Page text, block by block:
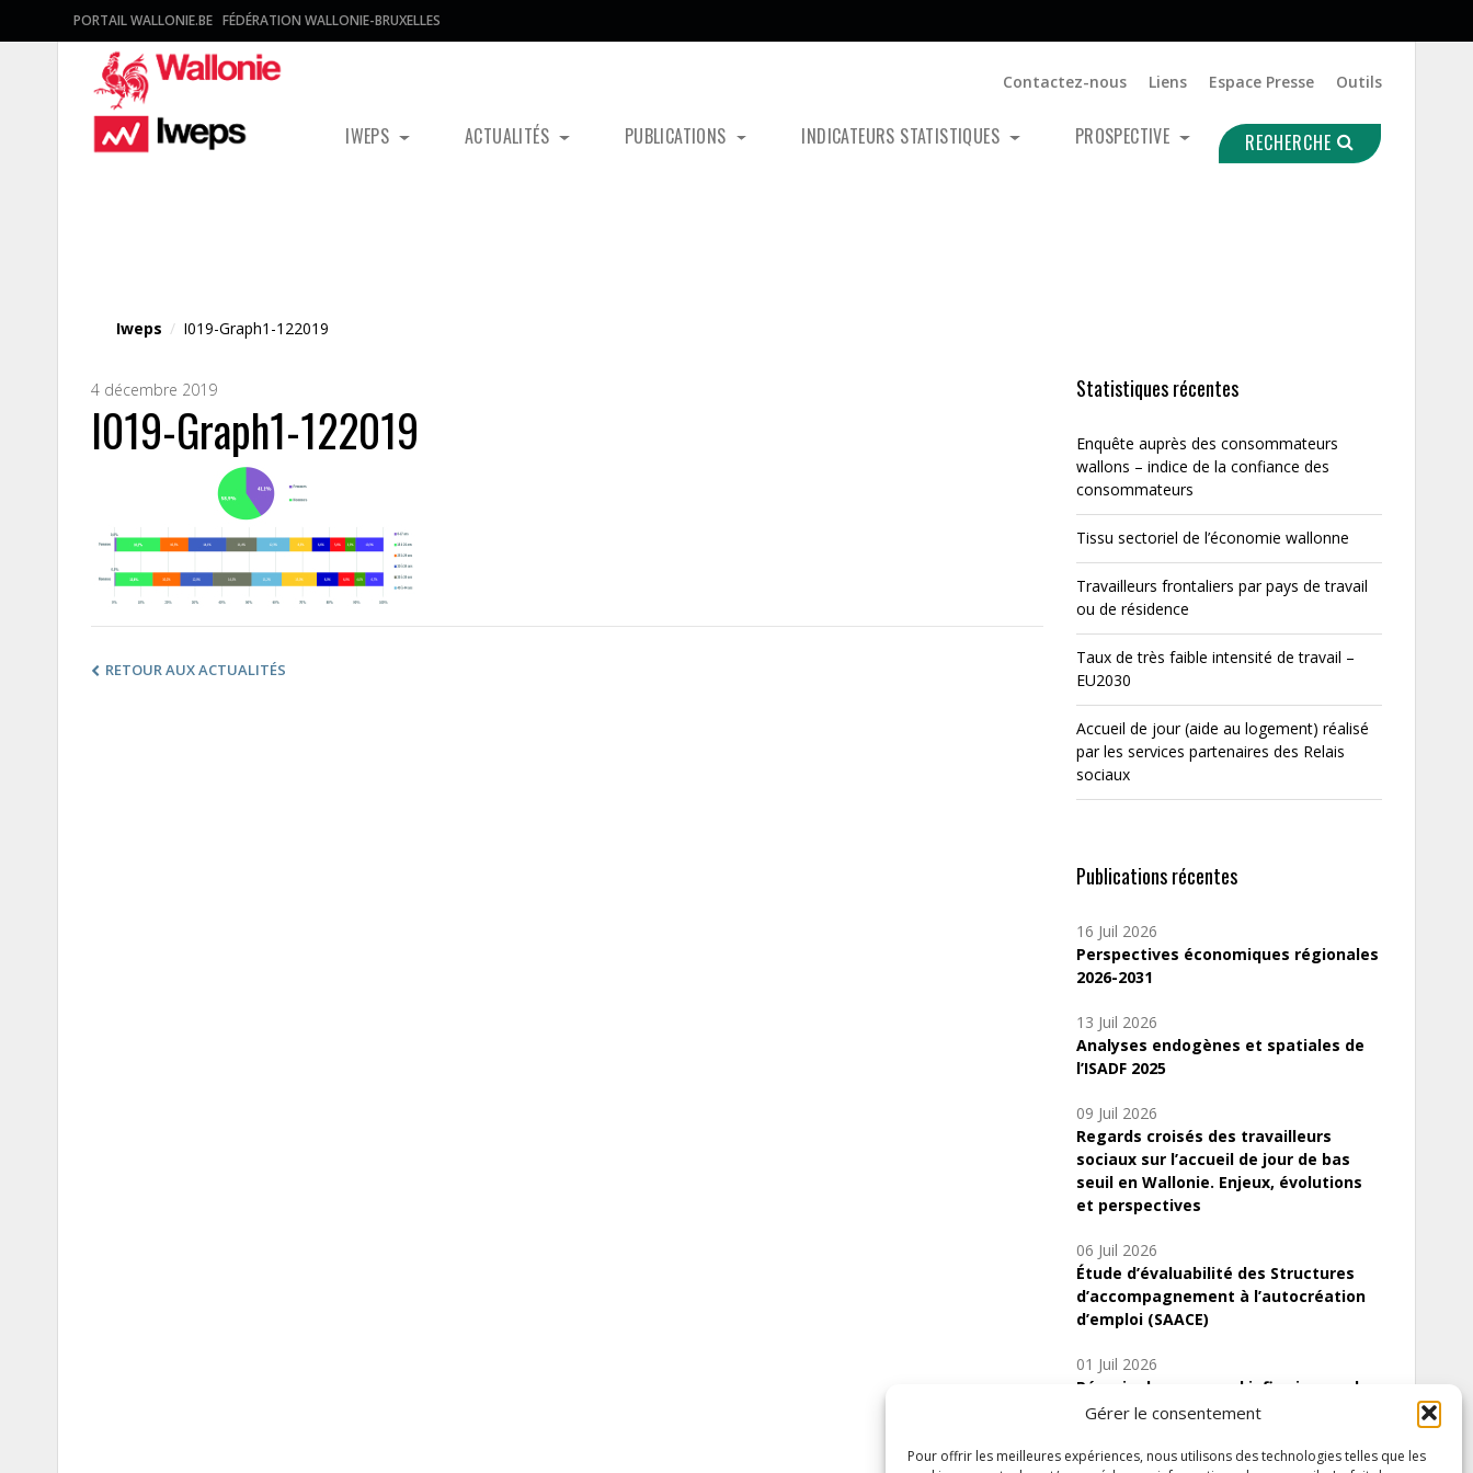
Gérer le consentement
Pour offrir les meilleures expériences, nous utilisons des technologies telles que les
PORTAIL WALLONIE.BE FÉDÉRATION WALLONIE-BRUXELLES
Contactez-nous Liens Espace Presse Outils
IWEPS ACTUALITÉS PUBLICATIONS INDICATEURS STATISTIQUES PROSPECTIVE RECHERCHE
Iweps / I019-Graph1-122019
4 décembre 2019
I019-Graph1-122019
RETOUR AUX ACTUALITÉS
Statistiques récentes
Enquête auprès des consommateurs
wallons – indice de la confiance des
consommateurs
Tissu sectoriel de l’économie wallonne
Travailleurs frontaliers par pays de travail
ou de résidence
Taux de très faible intensité de travail –
EU2030
Accueil de jour (aide au logement) réalisé
par les services partenaires des Relais
sociaux
Publications récentes
16 Juil 2026
Perspectives économiques régionales
2026-2031
13 Juil 2026
Analyses endogènes et spatiales de
l’ISADF 2025
09 Juil 2026
Regards croisés des travailleurs
sociaux sur l’accueil de jour de bas
seuil en Wallonie. Enjeux, évolutions
et perspectives
06 Juil 2026
Étude d’évaluabilité des Structures
d’accompagnement à l’autocréation
d’emploi (SAACE)
01 Juil 2026
Pénurie du personnel infirmier :quels
indicateurs d’offre de soins pour